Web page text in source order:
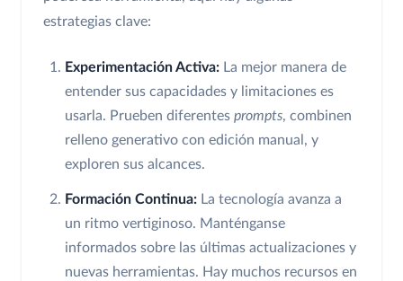
estrategias clave:
Experimentación Activa: La mejor manera de
entender sus capacidades y limitaciones es
usarla. Prueben diferentes prompts, combinen
relleno generativo con edición manual, y
exploren sus alcances.
Formación Continua: La tecnología avanza a
un ritmo vertiginoso. Manténganse
informados sobre las últimas actualizaciones y
nuevas herramientas. Hay muchos recursos en